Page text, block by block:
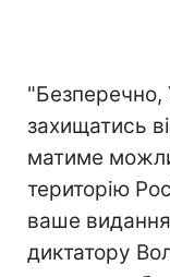
"Безперечно,
захищатись
матиме
територію
ваше
диктатору